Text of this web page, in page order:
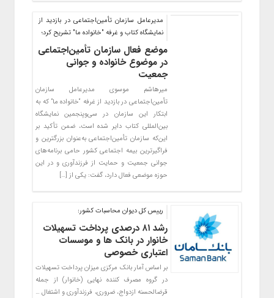
مدیرعامل سازمان تأمین‌اجتماعی در بازدید از
نمایشگاه کتاب و غرفه "خانواده ما" تشریح کرد؛
موضع فعال سازمان تأمین‌اجتماعی
در موضوع خانواده و جوانی
جمعیت
میرهاشم موسوی مدیرعامل سازمان
تأمین‌اجتماعی در بازدید از غرفه “خانواده ما” که به
ابتکار این سازمان در سی‌وپنجمین نمایشگاه
بین‌المللی کتاب دایر شده است، ضمن تأکید بر
این‌که سازمان تأمین‌اجتماعی به‌عنوان بزرگترین و
فراگیرترین بیمه اجتماعی کشور حامی برنامه‌های
جوانی جمعیت و حمایت از فرزندآوری و در این
حوزه موضعی فعال دارد، گفت: یکی از […]
رییس كل دیوان محاسبات كشور:
رشد ۸۱ درصدی پرداخت تسهیلات
خانوار در بانک ها و موسسات
اعتباری خصوصی
بر اساس آمار بانک مرکزی میزان پرداخت تسهیلات
در گروه مصرف کننده نهایی (خانوار) از جمله
قرضالحسنه ازدواج، ضروری، فرزندآوری و اشتغال …